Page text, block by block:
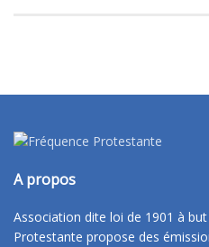
A propos
Association dite loi de 1901 à
Protestante propose des